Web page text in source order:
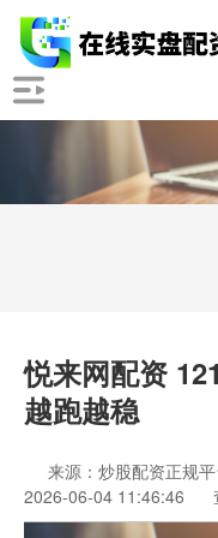
悦来网配资
越跑越稳
来源：炒股配资正规
2026-06-04 11:46:46